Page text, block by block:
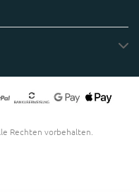
Rechten vorbehalten.